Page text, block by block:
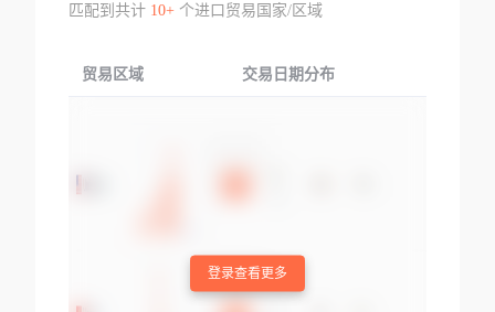
匹配到共计 10+个进口贸易国家/区域
贸易区域 交易日期分布
登录查看更多